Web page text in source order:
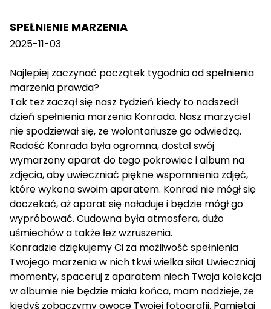
SPEŁNIENIE MARZENIA
2025-11-03
Najlepiej zaczynać początek tygodnia od spełnienia
marzenia prawda?
Tak też zaczął się nasz tydzień kiedy to nadszedł
dzień spełnienia marzenia Konrada. Nasz marzyciel
nie spodziewał się, ze wolontariusze go odwiedzą.
Radość Konrada była ogromna, dostał swój
wymarzony aparat do tego pokrowiec i album na
zdjęcia, aby uwieczniać piękne wspomnienia zdjęć,
które wykona swoim aparatem. Konrad nie mógł się
doczekać, aż aparat się naładuje i będzie mógł go
wypróbować. Cudowna była atmosfera, dużo
uśmiechów a także łez wzruszenia.
Konradzie dziękujemy Ci za możliwość spełnienia
Twojego marzenia w nich tkwi wielka siła! Uwieczniaj
momenty, spaceruj z aparatem niech Twoja kolekcja
w albumie nie będzie miała końca, mam nadzieje, że
kiedyś zobaczymy owoce Twojej fotografii. Pamiętaj